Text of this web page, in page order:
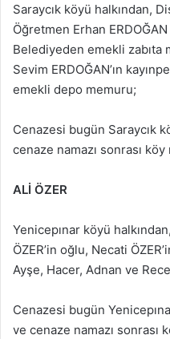
Saraycık köyü halkından,
Öğretmen Erhan
Belediyeden emekli zabıta
Sevim ERDOĞAN’ın
emekli depo memuru;
Cenazesi bugün Saraycık
cenaze namazı sonrası
ALİ ÖZER
Yenicepınar köyü
ÖZER’in oğlu, Necati
Ayşe, Hacer, Adnan ve
Cenazesi bugün
ve cenaze namazı sonrası